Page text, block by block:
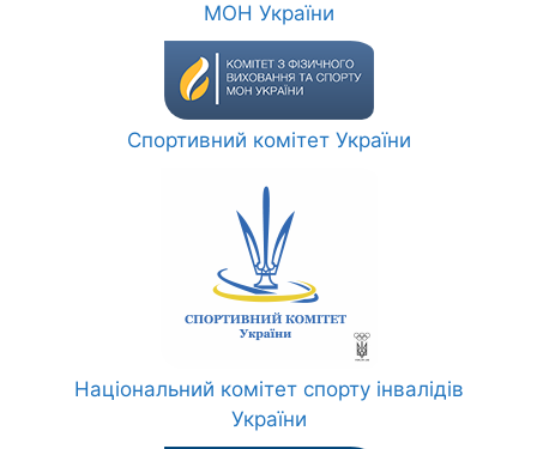
МОН України
Спортивний комітет України
Національний комітет спорту інвалідів
України